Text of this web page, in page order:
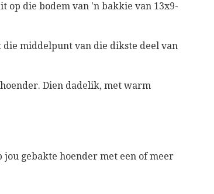
op die bodem van 'n bakkie van 13x9-
die middelpunt van die dikste deel van
Dien dadelik, met warm
gebakte hoender met een of meer